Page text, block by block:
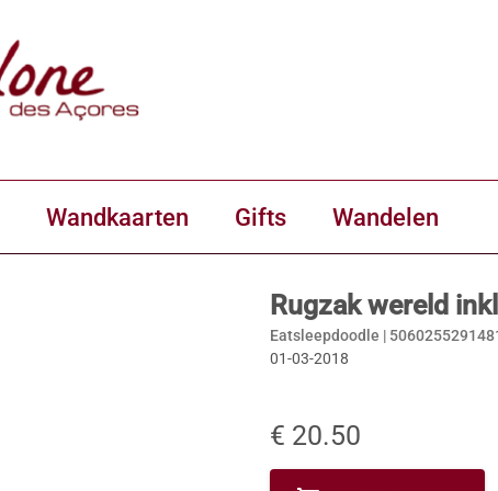
Wandkaarten Gifts Wandelen
Rugzak wereld
Eatsleepdoodle |
01-03-2018
€ 20.50